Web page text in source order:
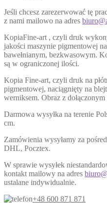
Jeśli chcesz zarezerwować tę
z nami mailowo na adres
KopiaFine-art , czyli druk
jakości maszynie pigmentowej
bawełnianym, bezkwasowym.
są w ograniczonej ilości.
Kopia Fine-art, czyli druk na
pigmentowej, naciągnięty na
werniksem. Obraz z
Darmowa wysyłka na terenie
cm.
Zamówienia wysyłamy za
DHL, Pocztex.
W sprawie wysyłek
kontakt mailowy na adres
ustalane indywidualnie.
+48 600 871 871